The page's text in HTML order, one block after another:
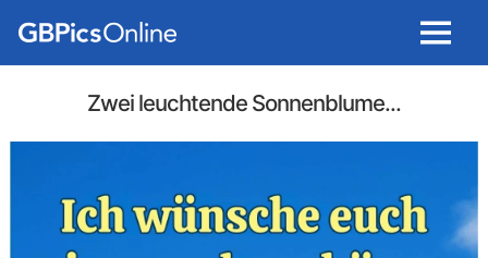
Menu
Zwei leuchtende Sonnenblume...